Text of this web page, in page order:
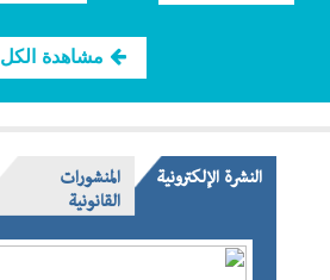
مشاهدة الكل
النشرة الإلكترونية
المنشورات
القانونية